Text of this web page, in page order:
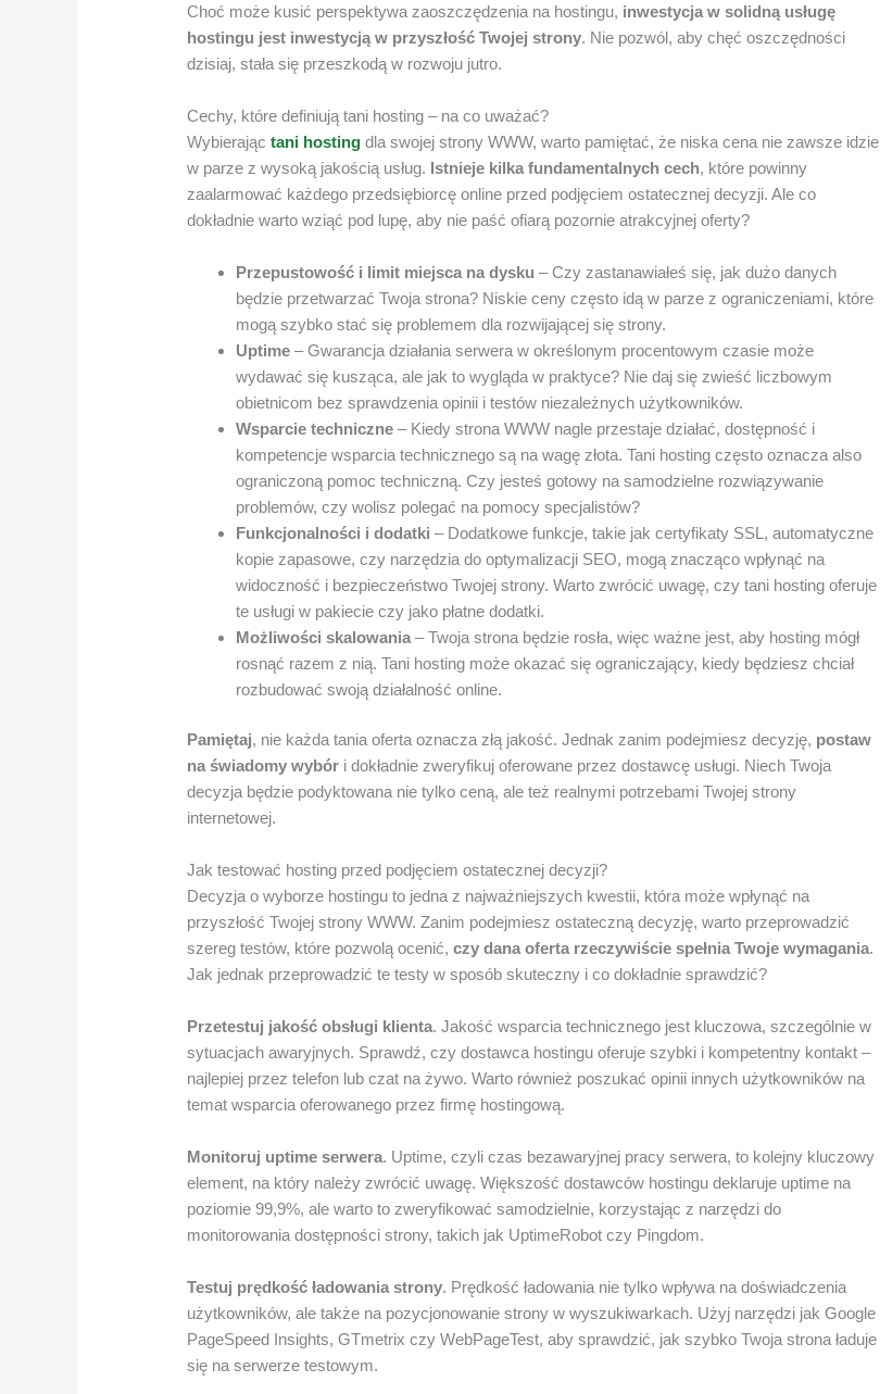
Choć może kusić perspektywa zaoszczędzenia na hostingu, inwestycja w solidną usługę
hostingu jest inwestycją w przyszłość Twojej strony. Nie pozwól, aby chęć oszczędności
dzisiaj, stała się przeszkodą w rozwoju jutro.
Cechy, które definiują tani hosting – na co uważać?
Wybierająctani hosting dla swojej strony WWW, warto pamiętać, że niska cena nie zawsze idzie
w parze z wysoką jakością usług. Istnieje kilka fundamentalnych cech, które powinny
zaalarmować każdego przedsiębiorcę online przed podjęciem ostatecznej decyzji. Ale co
dokładnie warto wziąć pod lupę, aby nie paść ofiarą pozornie atrakcyjnej oferty?
Przepustowość i limit miejsca na dysku – Czy zastanawiałeś się, jak dużo danych
będzie przetwarzać Twoja strona? Niskie ceny często idą w parze z ograniczeniami, które
mogą szybko stać się problemem dla rozwijającej się strony.
Uptime – Gwarancja działania serwera w określonym procentowym czasie może
wydawać się kusząca, ale jak to wygląda w praktyce? Nie daj się zwieść liczbowym
obietnicom bez sprawdzenia opinii i testów niezależnych użytkowników.
Wsparcie techniczne – Kiedy strona WWW nagle przestaje działać, dostępność i
kompetencje wsparcia technicznego są na wagę złota. Tani hosting często oznacza also
ograniczoną pomoc techniczną. Czy jesteś gotowy na samodzielne rozwiązywanie
problemów, czy wolisz polegać na pomocy specjalistów?
Funkcjonalności i dodatki – Dodatkowe funkcje, takie jak certyfikaty SSL, automatyczne
kopie zapasowe, czy narzędzia do optymalizacji SEO, mogą znacząco wpłynąć na
widoczność i bezpieczeństwo Twojej strony. Warto zwrócić uwagę, czy tani hosting oferuje
te usługi w pakiecie czy jako płatne dodatki.
Możliwości skalowania – Twoja strona będzie rosła, więc ważne jest, aby hosting mógł
rosnąć razem z nią. Tani hosting może okazać się ograniczający, kiedy będziesz chciał
rozbudować swoją działalność online.
Pamiętaj, nie każda tania oferta oznacza złą jakość. Jednak zanim podejmiesz decyzję, postaw
na świadomy wybór i dokładnie zweryfikuj oferowane przez dostawcę usługi. Niech Twoja
decyzja będzie podyktowana nie tylko ceną, ale też realnymi potrzebami Twojej strony
internetowej.
Jak testować hosting przed podjęciem ostatecznej decyzji?
Decyzja o wyborze hostingu to jedna z najważniejszych kwestii, która może wpłynąć na
przyszłość Twojej strony WWW. Zanim podejmiesz ostateczną decyzję, warto przeprowadzić
szereg testów, które pozwolą ocenić,czy dana oferta rzeczywiście spełnia Twoje wymagania.
Jak jednak przeprowadzić te testy w sposób skuteczny i co dokładnie sprawdzić?
Przetestuj jakość obsługi klienta. Jakość wsparcia technicznego jest kluczowa, szczególnie w
sytuacjach awaryjnych. Sprawdź, czy dostawca hostingu oferuje szybki i kompetentny kontakt –
najlepiej przez telefon lub czat na żywo. Warto również poszukać opinii innych użytkowników na
temat wsparcia oferowanego przez firmę hostingową.
Monitoruj uptime serwera. Uptime, czyli czas bezawaryjnej pracy serwera, to kolejny kluczowy
element, na który należy zwrócić uwagę. Większość dostawców hostingu deklaruje uptime na
poziomie 99,9%, ale warto to zweryfikować samodzielnie, korzystając z narzędzi do
monitorowania dostępności strony, takich jak UptimeRobot czy Pingdom.
Testuj prędkość ładowania strony. Prędkość ładowania nie tylko wpływa na doświadczenia
użytkowników, ale także na pozycjonowanie strony w wyszukiwarkach. Użyj narzędzi jak Google
PageSpeed Insights, GTmetrix czy WebPageTest, aby sprawdzić, jak szybko Twoja strona ładuje
się na serwerze testowym.